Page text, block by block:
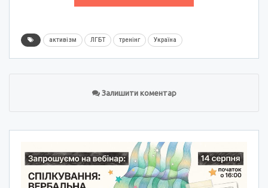
активізм ЛГБТ тренінг Україна
Залишити коментар